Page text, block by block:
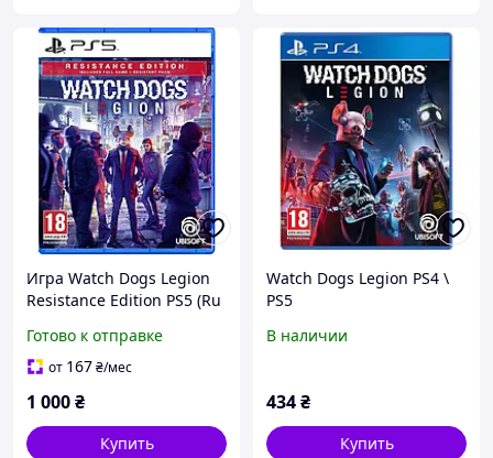
Игра Watch Dogs Legion
Resistance Edition PS5 (Ru
Готово к отправке
от 167₴/мес
1 000₴
Купить
Watch Dogs Legion PS4 \
PS5
В наличии
434₴
Купить